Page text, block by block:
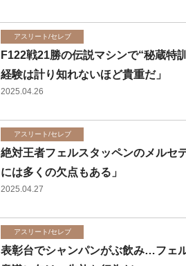
アスリート/セレブ
F122戦21勝の伝説マシンで“秘蔵
経験は計り知れないほど貴重だ」
2025.04.26
アスリート/セレブ
絶対王者フェルスタッペンのメルセ
には多くの欠点もある」
2025.04.27
アスリート/セレブ
表彰台でシャンパンがぶ飲み…フェ